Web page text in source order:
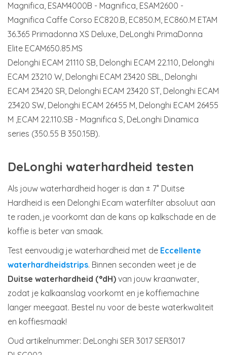
Magnifica, ESAM4000B - Magnifica, ESAM2600 -
Magnifica Caffe Corso EC820.B, EC850.M, EC860.M ETAM
36.365 Primadonna XS Deluxe, DeLonghi PrimaDonna
Elite ECAM650.85.MS
Delonghi ECAM 21110 SB, Delonghi ECAM 22.110, Delonghi
ECAM 23210 W, Delonghi ECAM 23420 SBL, Delonghi
ECAM 23420 SR, Delonghi ECAM 23420 ST, Delonghi ECAM
23420 SW, Delonghi ECAM 26455 M, Delonghi ECAM 26455
M ,ECAM 22.110.SB - Magnifica S, DeLonghi Dinamica
series (350.55 B 350.15B).
DeLonghi waterhardheid testen
Als jouw waterhardheid hoger is dan ± 7˚ Duitse
Hardheid is een Delonghi Ecam waterfilter absoluut aan
te raden, je voorkomt dan de kans op kalkschade en de
koffie is beter van smaak.
Test eenvoudig je waterhardheid met de Eccellente
waterhardheidstrips. Binnen seconden weet je de
Duitse waterhardheid (°dH) van jouw kraanwater,
zodat je kalkaanslag voorkomt en je koffiemachine
langer meegaat. Bestel nu voor de beste waterkwaliteit
en koffiesmaak!
Oud artikelnummer: DeLonghi SER 3017 SER3017